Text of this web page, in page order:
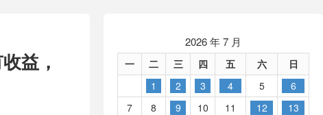
益，
2026 年 7 月
一 二 三 四 五 六
日
1
2 3 4 5
6
7
8 9 10 11 12
13